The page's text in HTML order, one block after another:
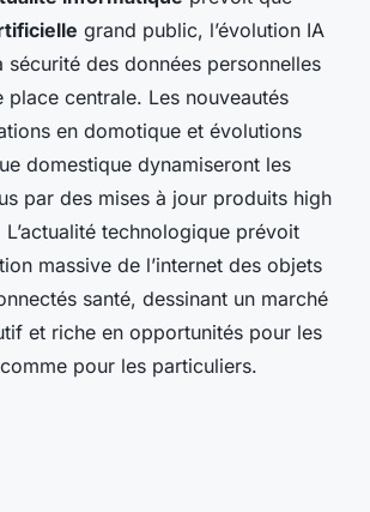
grand public, l’évolution IA
sécurité des données personnelles
place centrale. Les nouveautés
en domotique et évolutions
domestique dynamiseront les
par des mises à jour produits high
technologique prévoit
massive de l’internet des objets
santé, dessinant un marché
et riche en opportunités pour les
pour les particuliers.